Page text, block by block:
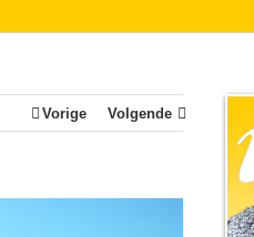
Vorige Volgende